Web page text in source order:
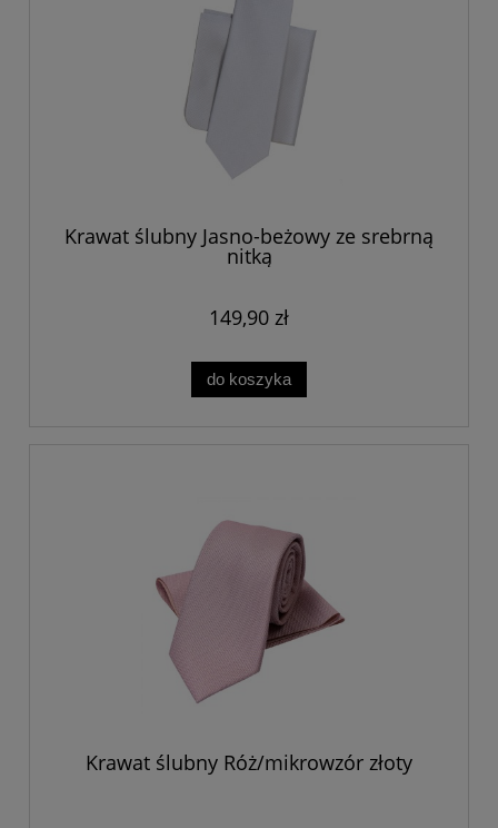
Krawat ślubny Jasno-beżowy ze srebrną
nitką
149,90 zł
do koszyka
Krawat ślubny Róż/mikrowzór złoty